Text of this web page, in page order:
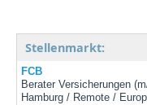
Stellenmarkt:
FCB
Berater Versicherungen
Hamburg / Remote /